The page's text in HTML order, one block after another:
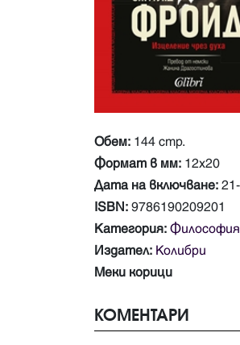
Обем: 144 стр.
Формат в мм: 12x20
Дата на включване:
ISBN: 9786190209201
Категория: Философия
Издател: Колибри
Меки корици
КОМЕНТАРИ